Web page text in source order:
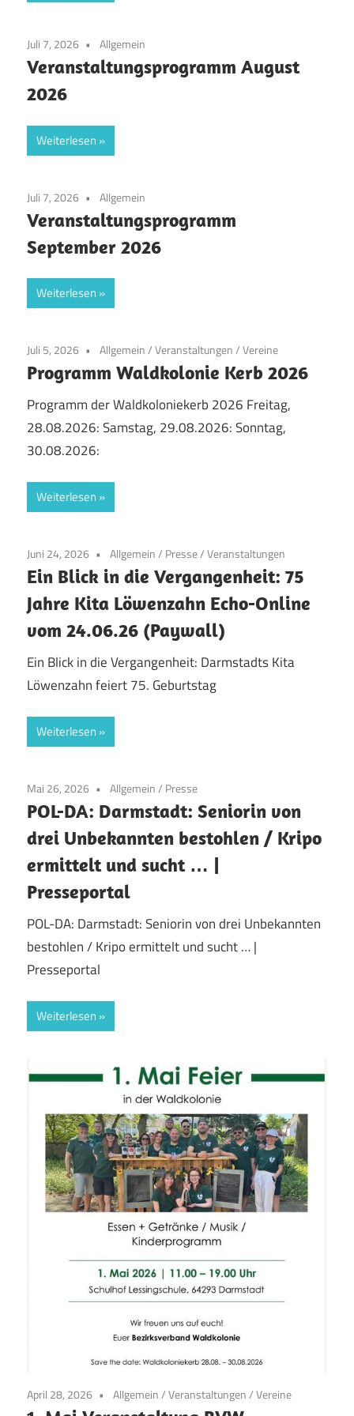
Juli 7, 2026 Allgemein
Veranstaltungsprogramm August
2026
Weiterlesen
Juli 7, 2026 Allgemein
Veranstaltungsprogramm
September 2026
Weiterlesen
Juli 5, 2026 Allgemein/Veranstaltungen/Vereine
Programm Waldkolonie Kerb 2026
Programm der Waldkoloniekerb 2026 Freitag,
28.08.2026: Samstag, 29.08.2026: Sonntag,
30.08.2026:
Weiterlesen
Juni 24, 2026 Allgemein/ Presse/Veranstaltungen
Ein Blick in die Vergangenheit: 75
Jahre Kita Löwenzahn Echo-Online
vom 24.06.26 (Paywall)
Ein Blick in die Vergangenheit: Darmstadts Kita
Löwenzahn feiert 75. Geburtstag
Weiterlesen
Mai 26, 2026 Allgemein/ Presse
POL-DA: Darmstadt: Seniorin von
drei Unbekannten bestohlen / Kripo
ermittelt und sucht … |
Presseportal
POL-DA: Darmstadt: Seniorin von drei Unbekannten
bestohlen / Kripo ermittelt und sucht … |
Presseportal
Weiterlesen
April 28, 2026 Allgemein/Veranstaltungen/Vereine